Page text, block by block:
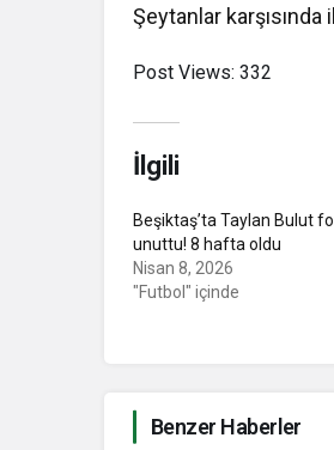
Şeytanlar karşısında
Post Views: 332
İlgili
Beşiktaş’ta Taylan Bulut
unuttu! 8 hafta oldu
Nisan 8, 2026
"Futbol" içinde
Benzer Haberler